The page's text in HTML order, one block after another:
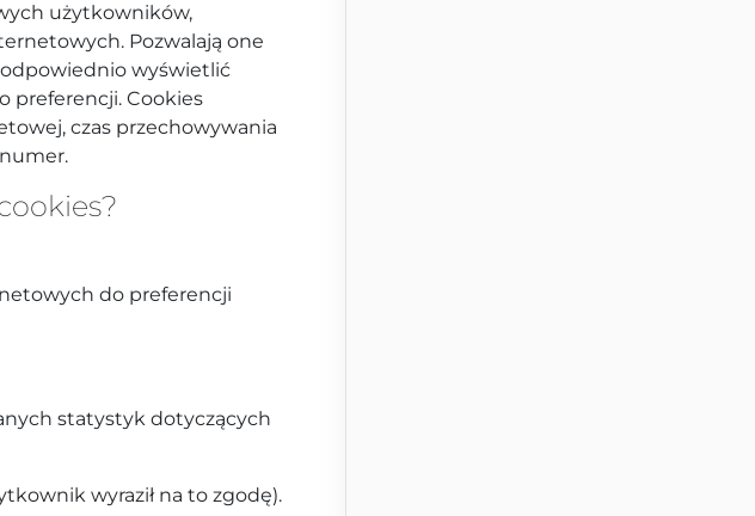
użytkowników,
Pozwalają one
wyświetlić
preferencji. Cookies
czas przechowywania
do preferencji
statystyk dotyczących
wyraził na to zgodę).